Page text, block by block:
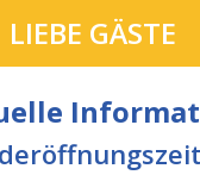
LIEBE GÄSTE